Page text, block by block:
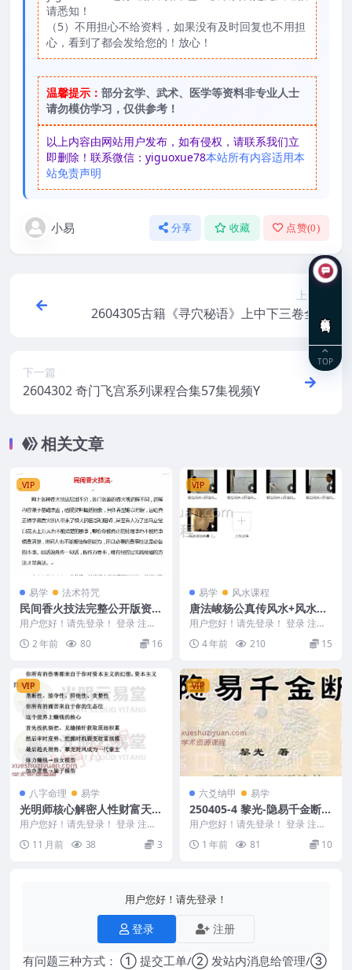
请悉知！
（5）不用担心不给资料，如果没有及时回复也不用担
心，看到了都会发给您的！放心！
温馨提示： 部分玄学、武术、医学等资料非专业人士
请勿模仿学习，仅供参考！
以上内容由网站用户发布，如有侵权，请联系我们立
即删除！联系微信：yiguoxue78本站所有内容适用本
站免责声明
小易 分享 收藏 点赞(0)
上一篇
2604305古籍《寻穴秘语》上中下三卷全套
电子版214页Y
下一篇
2604302 奇门飞宫系列课程合集57集视频Y
相关文章
VIP
易学 法术符咒
民间香火技法完整公开版资料
81页 断病 化灾 无水印
用户您好！请先登录！ 登录 注册
民间香火技法完整公开版资料81页
断病 化灾 ...
2 年前 80 16
VIP
易学 风水课程
唐法峻杨公真传风水+风水道
法化解视频11集 阿里云盘百
度盘下载
用户您好！请先登录！ 登录 注册 .
唐老师杨公真传风水+风水道法化
解 编号：F5...
4 年前 210 15
VIP
八字命理 易学
光明师核心解密人性财富天机
3PDF文档19页Y
用户您好！请先登录！ 登录 注册
光明师核心解密人性财富天机3PD
F文档19页Y...
11 月前 38 3
VIP
六爻纳甲 易学
250405-4 黎光-隐易千金断.p
df
用户您好！请先登录！ 登录 注册
黎光-隐易千金断.pdf 250405-4
&... 1 年前 81 10
用户您好！请先登录！
登录 注册
有问题三种方式： ① 提交工单/② 发站内消息给管理/③
TOP